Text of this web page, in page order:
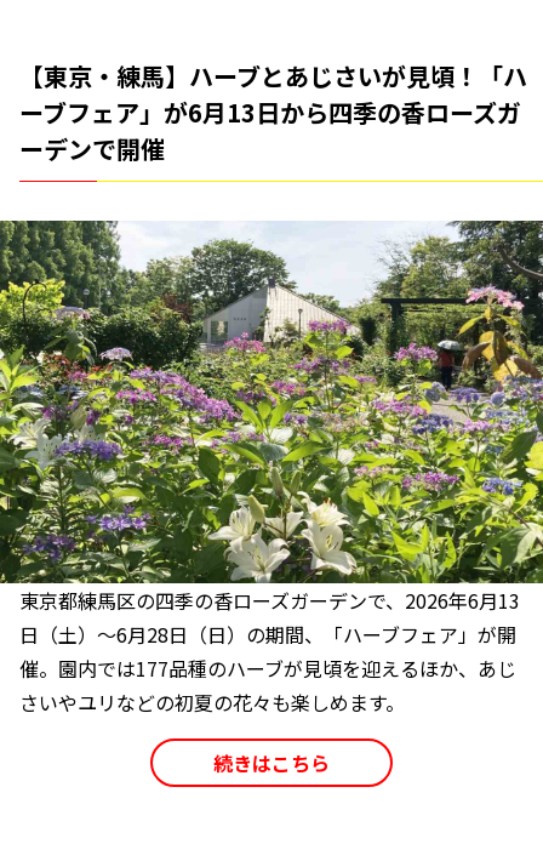
【東京・練馬】ハーブとあじさいが見頃！「ハ
ーブフェア」が6月13日から四季の香ローズガ
ーデンで開催
東京都練馬区の四季の香ローズガーデンで、2026年6月13
日（土）～6月28日（日）の期間、「ハーブフェア」が開
催。園内では177品種のハーブが見頃を迎えるほか、あじ
さいやユリなどの初夏の花々も楽しめます。
続きはこちら